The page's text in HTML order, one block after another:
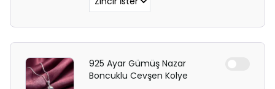
925 Ayar Gümüş Nazar
Boncuklu Cevşen Kolye